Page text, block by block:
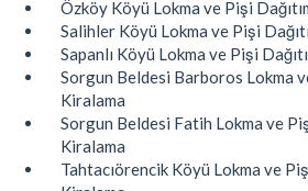
Özköy Köyü Lokma ve Pişi
Salihler Köyü Lokma ve Pişi
Sapanlı Köyü Lokma ve Pişi
Sorgun Beldesi Barboros Lokma
Kiralama
Sorgun Beldesi Fatih Lokma ve
Kiralama
Tahtacıörencik Köyü Lokma ve